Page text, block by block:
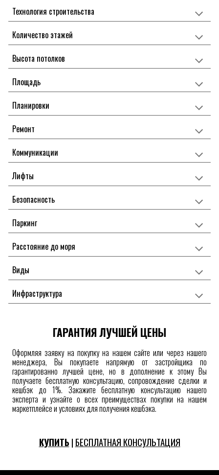
Технология строительства
Количество этажей
Высота потолков
Площадь
Планировки
Ремонт
Коммуникации
Лифты
Безопасность
Паркинг
Расстояние до моря
Виды
Инфраструктура
ГАРАНТИЯ ЛУЧШЕЙ ЦЕНЫ
Оформляя заявку на покупку на нашем сайте или через нашего
менеджера, Вы покупаете напрямую от застройщика по
гарантированно лучшей цене, но в дополнение к этому Вы
получаете бесплатную консультацию, сопровождение сделки и
кешбэк до 1%. Закажите бесплатную консультацию нашего
эксперта и узнайте о всех преимуществах покупки на нашем
маркетплейсеи условиях для получениякешбэка.
КУПИТЬ | БЕСПЛАТНАЯ КОНСУЛЬТАЦИЯ